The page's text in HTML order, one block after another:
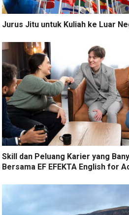
Jurus Jitu untuk Kuliah ke Luar
Skill dan Peluang Karier yang
Bersama EF EFEKTA English for